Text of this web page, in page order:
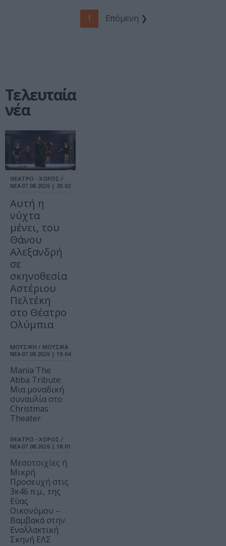
1 Επόμενη ❯
Τελευταία
νέα
ΘΕΑΤΡΟ - ΧΟΡΟΣ /
ΝΕΑ 07.08.2026 | 20.02
Αυτή η
νύχτα
μένει, του
Θάνου
Αλεξανδρή
σε
σκηνοθεσία
Αστέριου
Πελτέκη
στο Θέατρο
Ολύμπια
ΜΟΥΣΙΚΗ / ΜΟΥΣΙΚΑ
ΝΕΑ 07.08.2026 | 19.04
Mania The
Abba Tribute:
Μια μοναδική
συναυλία στο
Christmas
Theater
ΘΕΑΤΡΟ - ΧΟΡΟΣ /
ΝΕΑ 07.08.2026 | 18.01
Μεσοτοιχίες ή
Μικρή
Προσευχή στις
3κ46 π.μ., της
Εύας
Οικονόμου –
Βαμβακά στην
Εναλλακτική
Σκηνή ΕΛΣ